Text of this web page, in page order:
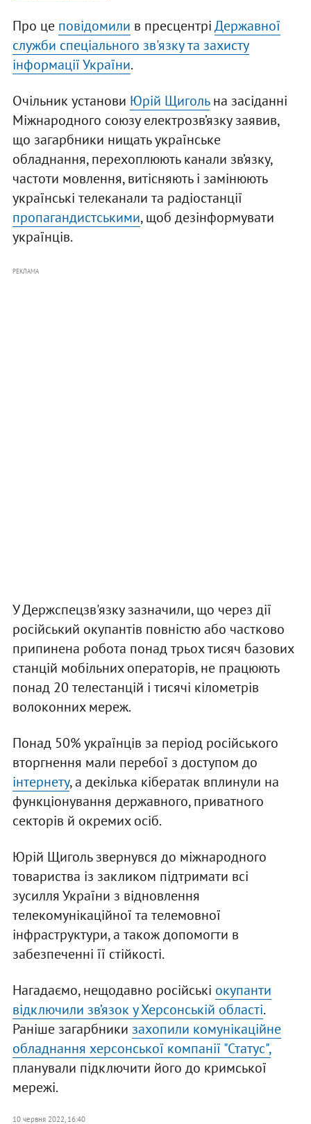
Про це повідомили в пресцентріДержавної
служби спеціального зв'язку та захисту
інформації України.
Очільник установи Юрій Щигольна засіданні
Міжнародного союзу електрозв’язку заявив,
що загарбники нищать українське
обладнання, перехоплюють канали зв’язку,
частоти мовлення, витісняють і замінюють
українські телеканали та радіостанції
пропагандистськими, щоб дезінформувати
українців.
РЕКЛАМА
У Держспецзв'язку зазначили, що через дії
російський окупантів повністю або частково
припинена робота понад трьох тисяч базових
станцій мобільних операторів, не працюють
понад 20 телестанцій і тисячі кілометрів
волоконних мереж.
Понад 50% українців за період російського
вторгнення мали перебої з доступом до
інтернету, а декілька кібератак вплинули на
функціонування державного, приватного
секторів й окремих осіб.
Юрій Щиголь звернувся до міжнародного
товариства із закликом підтримати всі
зусилля України з відновлення
телекомунікаційної та телемовної
інфраструктури, а також допомогти в
забезпеченні її стійкості.
Нагадаємо, нещодавно російські окупанти
відключили зв’язок у Херсонській області.
Раніше загарбники захопили комунікаційне
обладнання херсонської компанії "Статус",
планували підключити його до кримської
мережі.
10 червня 2022, 16:40